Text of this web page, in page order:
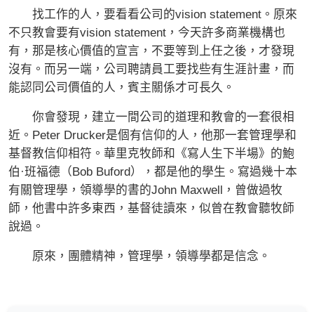
找工作的人，要看看公司的vision statement。原來
不只教會要有vision statement，今天許多商業機構也
有，那是核心價值的宣言，不要等到上任之後，才發現
沒有。而另一端，公司聘請員工要找些有生涯計畫，而
能認同公司價值的人，賓主關係才可長久。
你會發現，建立一間公司的道理和教會的一套很相
近。Peter Drucker是個有信仰的人，他那一套管理學和
基督教信仰相符。華里克牧師和《寫人生下半場》的鮑
伯·班福德（Bob Buford），都是他的學生。寫過幾十本
有關管理學，領導學的書的John Maxwell，曾做過牧
師，他書中許多東西，基督徒讀來，似曾在教會聽牧師
說過。
原來，團體精神，管理學，領導學都是信念。